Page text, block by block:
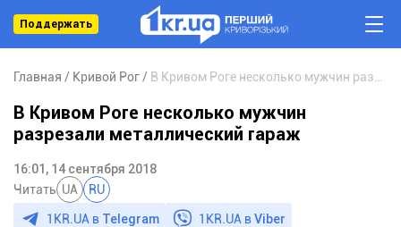
Поддержать
Главная Кривой Рог
В Кривом Роге несколько мужчин
разрезали металлический гараж
16:01, 14 сентября 2018
Читать UA RU
1KR.UA в Telegram 1KR.UA вViber